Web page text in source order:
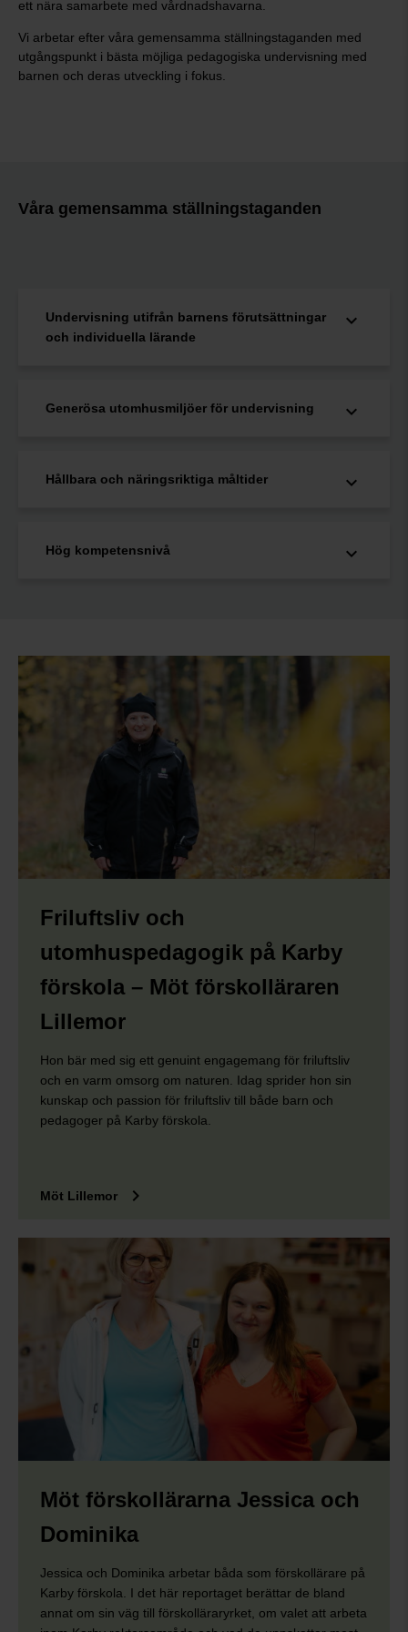
ett nära samarbete med vårdnadshavarna.
Vi arbetar efter våra gemensamma ställningstaganden med
utgångspunkt i bästa möjliga pedagogiska undervisning med
barnen och deras utveckling i fokus.
Våra gemensamma ställningstaganden
Undervisning utifrån barnens förutsättningar
och individuella lärande
Generösa utomhusmiljöer för undervisning
Hållbara och näringsriktiga måltider
Hög kompetensnivå
Friluftsliv och
utomhuspedagogik på Karby
förskola – Möt förskolläraren
Lillemor
Hon bär med sig ett genuint engagemang för friluftsliv
och en varm omsorg om naturen. Idag sprider hon sin
kunskap och passion för friluftsliv till både barn och
pedagoger på Karby förskola.
Möt Lillemor keyboard_arrow_right
Möt förskollärarna Jessica och
Dominika
Jessica och Dominika arbetar båda som förskollärare på
Karby förskola. I det här reportaget berättar de bland
annat om sin väg till förskolläraryrket, om valet att arbeta